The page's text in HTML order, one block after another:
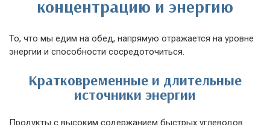
концентрацию и энергию
То, что мы едим на обед, напрямую отражается на уровне
энергии и способности сосредоточиться.
Кратковременные и длительные
источники энергии
Продукты с высоким содержанием быстрых углеводов